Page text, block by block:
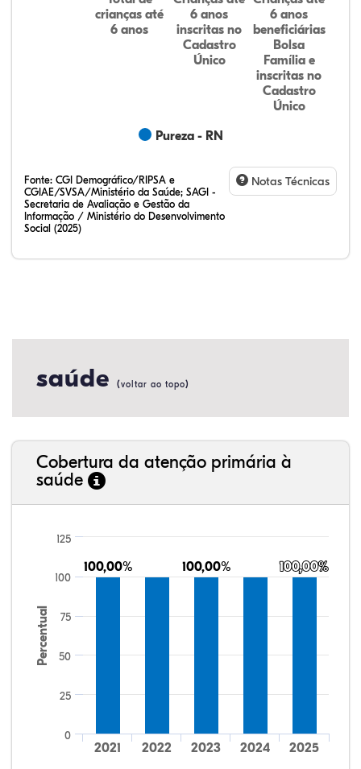
Pureza - RN
crianças até
6 anos
6 anos
inscritas no
Cadastro
Único
6 anos
beneficiárias
Bolsa
Família e
inscritas no
Cadastro
Único
Fonte: CGI Demográfico/RIPSA e
CGIAE/SVSA/Ministério da Saúde; SAGI -
Secretaria de Avaliação e Gestão da
Informação / Ministério do Desenvolvimento
Social (2025)
Notas Técnicas
saúde (voltar ao topo)
Cobertura da atenção primária à
saúde
Percentual
100,00%
100,00% 100,00%
100,00% 100,00%
100,00%
2021 2022 2023 2024 2025
0
25
50
75
100
125
38,46%
0,00%
0,00%
61,54%
0,00%
0,00%
32,28%
12,07%
0,23%
51,73%
2,94%
0,75%